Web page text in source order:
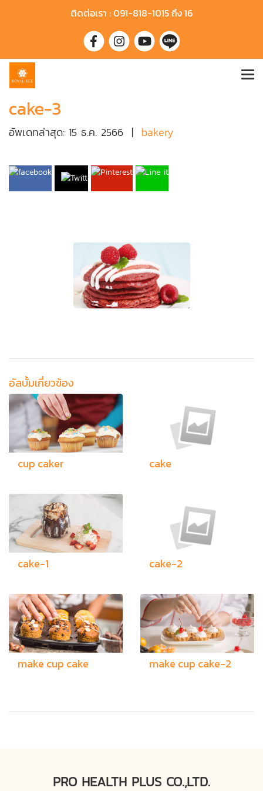
ติดต่อเรา : 091-818-1015 ถึง 16
cake-3
อัพเดทล่าสุด: 15 ธ.ค. 2566 | bakery
อัลบั้มเกี่ยวข้อง
cup caker cake
cake-1 cake-2
make cup cake make cup cake-2
PRO HEALTH PLUS CO.,LTD.